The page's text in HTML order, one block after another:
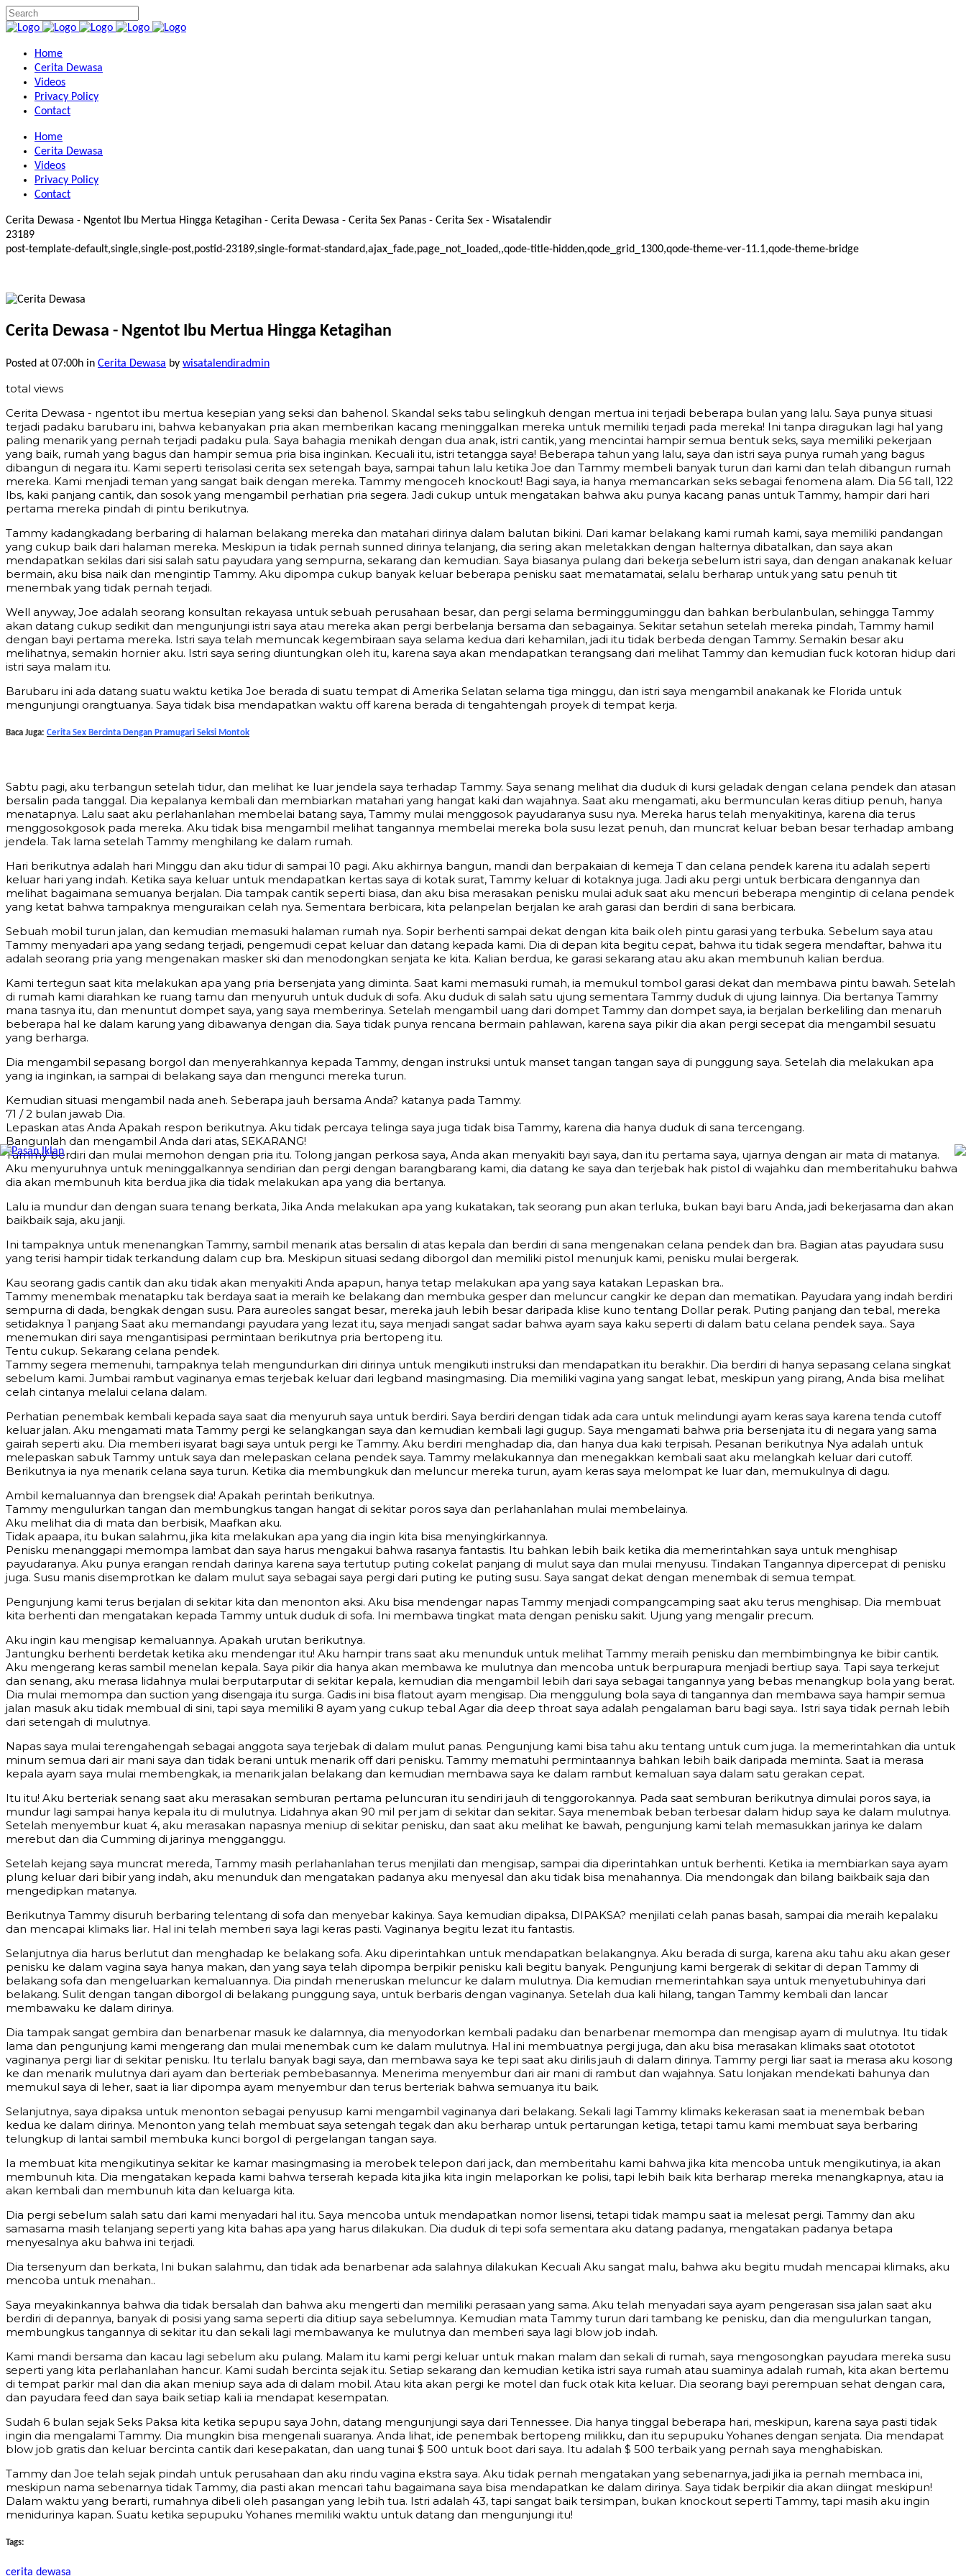
Home
Cerita Dewasa
Videos
Privacy Policy
Contact
Home
Cerita Dewasa
Videos
Privacy Policy
Contact
Cerita Dewasa - Ngentot Ibu Mertua Hingga Ketagihan - Cerita Dewasa - Cerita Sex Panas - Cerita Sex - Wisatalendir
23189
post-template-default,single,single-post,postid-23189,single-format-standard,ajax_fade,page_not_loaded,,qode-title-hidden,qode_grid_1300,qode-theme-ver-11.1,qode-theme-bridge
Cerita Dewasa - Ngentot Ibu Mertua Hingga Ketagihan
Posted at 07:00h in Cerita Dewasa by wisatalendiradmin
total views
Cerita Dewasa - ngentot ibu mertua kesepian yang seksi dan bahenol. Skandal seks tabu selingkuh dengan mertua ini terjadi beberapa bulan yang lalu. Saya punya situasi
terjadi padaku barubaru ini, bahwa kebanyakan pria akan memberikan kacang meninggalkan mereka untuk memiliki terjadi pada mereka! Ini tanpa diragukan lagi hal yang
paling menarik yang pernah terjadi padaku pula. Saya bahagia menikah dengan dua anak, istri cantik, yang mencintai hampir semua bentuk seks, saya memiliki pekerjaan
yang baik, rumah yang bagus dan hampir semua pria bisa inginkan. Kecuali itu, istri tetangga saya! Beberapa tahun yang lalu, saya dan istri saya punya rumah yang bagus
dibangun di negara itu. Kami seperti terisolasi cerita sex setengah baya, sampai tahun lalu ketika Joe dan Tammy membeli banyak turun dari kami dan telah dibangun rumah
mereka. Kami menjadi teman yang sangat baik dengan mereka. Tammy mengoceh knockout! Bagi saya, ia hanya memancarkan seks sebagai fenomena alam. Dia 56 tall, 122
lbs, kaki panjang cantik, dan sosok yang mengambil perhatian pria segera. Jadi cukup untuk mengatakan bahwa aku punya kacang panas untuk Tammy, hampir dari hari
pertama mereka pindah di pintu berikutnya.
Tammy kadangkadang berbaring di halaman belakang mereka dan matahari dirinya dalam balutan bikini. Dari kamar belakang kami rumah kami, saya memiliki pandangan
yang cukup baik dari halaman mereka. Meskipun ia tidak pernah sunned dirinya telanjang, dia sering akan meletakkan dengan halternya dibatalkan, dan saya akan
mendapatkan sekilas dari sisi salah satu payudara yang sempurna, sekarang dan kemudian. Saya biasanya pulang dari bekerja sebelum istri saya, dan dengan anakanak keluar
bermain, aku bisa naik dan mengintip Tammy. Aku dipompa cukup banyak keluar beberapa penisku saat mematamatai, selalu berharap untuk yang satu penuh tit
menembak yang tidak pernah terjadi.
Well anyway, Joe adalah seorang konsultan rekayasa untuk sebuah perusahaan besar, dan pergi selama bermingguminggu dan bahkan berbulanbulan, sehingga Tammy
akan datang cukup sedikit dan mengunjungi istri saya atau mereka akan pergi berbelanja bersama dan sebagainya. Sekitar setahun setelah mereka pindah, Tammy hamil
dengan bayi pertama mereka. Istri saya telah memuncak kegembiraan saya selama kedua dari kehamilan, jadi itu tidak berbeda dengan Tammy. Semakin besar aku
melihatnya, semakin hornier aku. Istri saya sering diuntungkan oleh itu, karena saya akan mendapatkan terangsang dari melihat Tammy dan kemudian fuck kotoran hidup dari
istri saya malam itu.
Barubaru ini ada datang suatu waktu ketika Joe berada di suatu tempat di Amerika Selatan selama tiga minggu, dan istri saya mengambil anakanak ke Florida untuk
mengunjungi orangtuanya. Saya tidak bisa mendapatkan waktu off karena berada di tengahtengah proyek di tempat kerja.
Baca Juga: Cerita Sex Bercinta Dengan Pramugari Seksi Montok
Sabtu pagi, aku terbangun setelah tidur, dan melihat ke luar jendela saya terhadap Tammy. Saya senang melihat dia duduk di kursi geladak dengan celana pendek dan atasan
bersalin pada tanggal. Dia kepalanya kembali dan membiarkan matahari yang hangat kaki dan wajahnya. Saat aku mengamati, aku bermunculan keras ditiup penuh, hanya
menatapnya. Lalu saat aku perlahanlahan membelai batang saya, Tammy mulai menggosok payudaranya susu nya. Mereka harus telah menyakitinya, karena dia terus
menggosokgosok pada mereka. Aku tidak bisa mengambil melihat tangannya membelai mereka bola susu lezat penuh, dan muncrat keluar beban besar terhadap ambang
jendela. Tak lama setelah Tammy menghilang ke dalam rumah.
Hari berikutnya adalah hari Minggu dan aku tidur di sampai 10 pagi. Aku akhirnya bangun, mandi dan berpakaian di kemeja T dan celana pendek karena itu adalah seperti
keluar hari yang indah. Ketika saya keluar untuk mendapatkan kertas saya di kotak surat, Tammy keluar di kotaknya juga. Jadi aku pergi untuk berbicara dengannya dan
melihat bagaimana semuanya berjalan. Dia tampak cantik seperti biasa, dan aku bisa merasakan penisku mulai aduk saat aku mencuri beberapa mengintip di celana pendek
yang ketat bahwa tampaknya menguraikan celah nya. Sementara berbicara, kita pelanpelan berjalan ke arah garasi dan berdiri di sana berbicara.
Sebuah mobil turun jalan, dan kemudian memasuki halaman rumah nya. Sopir berhenti sampai dekat dengan kita baik oleh pintu garasi yang terbuka. Sebelum saya atau
Tammy menyadari apa yang sedang terjadi, pengemudi cepat keluar dan datang kepada kami. Dia di depan kita begitu cepat, bahwa itu tidak segera mendaftar, bahwa itu
adalah seorang pria yang mengenakan masker ski dan menodongkan senjata ke kita. Kalian berdua, ke garasi sekarang atau aku akan membunuh kalian berdua.
Kami tertegun saat kita melakukan apa yang pria bersenjata yang diminta. Saat kami memasuki rumah, ia memukul tombol garasi dekat dan membawa pintu bawah. Setelah
di rumah kami diarahkan ke ruang tamu dan menyuruh untuk duduk di sofa. Aku duduk di salah satu ujung sementara Tammy duduk di ujung lainnya. Dia bertanya Tammy
mana tasnya itu, dan menuntut dompet saya, yang saya memberinya. Setelah mengambil uang dari dompet Tammy dan dompet saya, ia berjalan berkeliling dan menaruh
beberapa hal ke dalam karung yang dibawanya dengan dia. Saya tidak punya rencana bermain pahlawan, karena saya pikir dia akan pergi secepat dia mengambil sesuatu
yang berharga.
Dia mengambil sepasang borgol dan menyerahkannya kepada Tammy, dengan instruksi untuk manset tangan tangan saya di punggung saya. Setelah dia melakukan apa
yang ia inginkan, ia sampai di belakang saya dan mengunci mereka turun.
Kemudian situasi mengambil nada aneh. Seberapa jauh bersama Anda? katanya pada Tammy.
71 / 2 bulan jawab Dia.
Lepaskan atas Anda Apakah respon berikutnya. Aku tidak percaya telinga saya juga tidak bisa Tammy, karena dia hanya duduk di sana tercengang.
Bangunlah dan mengambil Anda dari atas, SEKARANG!
Tammy berdiri dan mulai memohon dengan pria itu. Tolong jangan perkosa saya, Anda akan menyakiti bayi saya, dan itu pertama saya, ujarnya dengan air mata di matanya.
Aku menyuruhnya untuk meninggalkannya sendirian dan pergi dengan barangbarang kami, dia datang ke saya dan terjebak hak pistol di wajahku dan memberitahuku bahwa
dia akan membunuh kita berdua jika dia tidak melakukan apa yang dia bertanya.
Lalu ia mundur dan dengan suara tenang berkata, Jika Anda melakukan apa yang kukatakan, tak seorang pun akan terluka, bukan bayi baru Anda, jadi bekerjasama dan akan
baikbaik saja, aku janji.
Ini tampaknya untuk menenangkan Tammy, sambil menarik atas bersalin di atas kepala dan berdiri di sana mengenakan celana pendek dan bra. Bagian atas payudara susu
yang terisi hampir tidak terkandung dalam cup bra. Meskipun situasi sedang diborgol dan memiliki pistol menunjuk kami, penisku mulai bergerak.
Kau seorang gadis cantik dan aku tidak akan menyakiti Anda apapun, hanya tetap melakukan apa yang saya katakan Lepaskan bra..
Tammy menembak menatapku tak berdaya saat ia meraih ke belakang dan membuka gesper dan meluncur cangkir ke depan dan mematikan. Payudara yang indah berdiri
sempurna di dada, bengkak dengan susu. Para aureoles sangat besar, mereka jauh lebih besar daripada klise kuno tentang Dollar perak. Puting panjang dan tebal, mereka
setidaknya 1 panjang Saat aku memandangi payudara yang lezat itu, saya menjadi sangat sadar bahwa ayam saya kaku seperti di dalam batu celana pendek saya.. Saya
menemukan diri saya mengantisipasi permintaan berikutnya pria bertopeng itu.
Tentu cukup. Sekarang celana pendek.
Tammy segera memenuhi, tampaknya telah mengundurkan diri dirinya untuk mengikuti instruksi dan mendapatkan itu berakhir. Dia berdiri di hanya sepasang celana singkat
sebelum kami. Jumbai rambut vaginanya emas terjebak keluar dari legband masingmasing. Dia memiliki vagina yang sangat lebat, meskipun yang pirang, Anda bisa melihat
celah cintanya melalui celana dalam.
Perhatian penembak kembali kepada saya saat dia menyuruh saya untuk berdiri. Saya berdiri dengan tidak ada cara untuk melindungi ayam keras saya karena tenda cutoff
keluar jalan. Aku mengamati mata Tammy pergi ke selangkangan saya dan kemudian kembali lagi gugup. Saya mengamati bahwa pria bersenjata itu di negara yang sama
gairah seperti aku. Dia memberi isyarat bagi saya untuk pergi ke Tammy. Aku berdiri menghadap dia, dan hanya dua kaki terpisah. Pesanan berikutnya Nya adalah untuk
melepaskan sabuk Tammy untuk saya dan melepaskan celana pendek saya. Tammy melakukannya dan menegakkan kembali saat aku melangkah keluar dari cutoff.
Berikutnya ia nya menarik celana saya turun. Ketika dia membungkuk dan meluncur mereka turun, ayam keras saya melompat ke luar dan, memukulnya di dagu.
Ambil kemaluannya dan brengsek dia! Apakah perintah berikutnya.
Tammy mengulurkan tangan dan membungkus tangan hangat di sekitar poros saya dan perlahanlahan mulai membelainya.
Aku melihat dia di mata dan berbisik, Maafkan aku.
Tidak apaapa, itu bukan salahmu, jika kita melakukan apa yang dia ingin kita bisa menyingkirkannya.
Penisku menanggapi memompa lambat dan saya harus mengakui bahwa rasanya fantastis. Itu bahkan lebih baik ketika dia memerintahkan saya untuk menghisap
payudaranya. Aku punya erangan rendah darinya karena saya tertutup puting cokelat panjang di mulut saya dan mulai menyusu. Tindakan Tangannya dipercepat di penisku
juga. Susu manis disemprotkan ke dalam mulut saya sebagai saya pergi dari puting ke puting susu. Saya sangat dekat dengan menembak di semua tempat.
Pengunjung kami terus berjalan di sekitar kita dan menonton aksi. Aku bisa mendengar napas Tammy menjadi compangcamping saat aku terus menghisap. Dia membuat
kita berhenti dan mengatakan kepada Tammy untuk duduk di sofa. Ini membawa tingkat mata dengan penisku sakit. Ujung yang mengalir precum.
Aku ingin kau mengisap kemaluannya. Apakah urutan berikutnya.
Jantungku berhenti berdetak ketika aku mendengar itu! Aku hampir trans saat aku menunduk untuk melihat Tammy meraih penisku dan membimbingnya ke bibir cantik.
Aku mengerang keras sambil menelan kepala. Saya pikir dia hanya akan membawa ke mulutnya dan mencoba untuk berpurapura menjadi bertiup saya. Tapi saya terkejut
dan senang, aku merasa lidahnya mulai berputarputar di sekitar kepala, kemudian dia mengambil lebih dari saya sebagai tangannya yang bebas menangkup bola yang berat.
Dia mulai memompa dan suction yang disengaja itu surga. Gadis ini bisa flatout ayam mengisap. Dia menggulung bola saya di tangannya dan membawa saya hampir semua
jalan masuk aku tidak membual di sini, tapi saya memiliki 8 ayam yang cukup tebal Agar dia deep throat saya adalah pengalaman baru bagi saya.. Istri saya tidak pernah lebih
dari setengah di mulutnya.
Napas saya mulai terengahengah sebagai anggota saya terjebak di dalam mulut panas. Pengunjung kami bisa tahu aku tentang untuk cum juga. Ia memerintahkan dia untuk
minum semua dari air mani saya dan tidak berani untuk menarik off dari penisku. Tammy mematuhi permintaannya bahkan lebih baik daripada meminta. Saat ia merasa
kepala ayam saya mulai membengkak, ia menarik jalan belakang dan kemudian membawa saya ke dalam rambut kemaluan saya dalam satu gerakan cepat.
Itu itu! Aku berteriak senang saat aku merasakan semburan pertama peluncuran itu sendiri jauh di tenggorokannya. Pada saat semburan berikutnya dimulai poros saya, ia
mundur lagi sampai hanya kepala itu di mulutnya. Lidahnya akan 90 mil per jam di sekitar dan sekitar. Saya menembak beban terbesar dalam hidup saya ke dalam mulutnya.
Setelah menyembur kuat 4, aku merasakan napasnya meniup di sekitar penisku, dan saat aku melihat ke bawah, pengunjung kami telah memasukkan jarinya ke dalam
merebut dan dia Cumming di jarinya mengganggu.
Setelah kejang saya muncrat mereda, Tammy masih perlahanlahan terus menjilati dan mengisap, sampai dia diperintahkan untuk berhenti. Ketika ia membiarkan saya ayam
plung keluar dari bibir yang indah, aku menunduk dan mengatakan padanya aku menyesal dan aku tidak bisa menahannya. Dia mendongak dan bilang baikbaik saja dan
mengedipkan matanya.
Berikutnya Tammy disuruh berbaring telentang di sofa dan menyebar kakinya. Saya kemudian dipaksa, DIPAKSA? menjilati celah panas basah, sampai dia meraih kepalaku
dan mencapai klimaks liar. Hal ini telah memberi saya lagi keras pasti. Vaginanya begitu lezat itu fantastis.
Selanjutnya dia harus berlutut dan menghadap ke belakang sofa. Aku diperintahkan untuk mendapatkan belakangnya. Aku berada di surga, karena aku tahu aku akan geser
penisku ke dalam vagina saya hanya makan, dan yang saya telah dipompa berpikir penisku kali begitu banyak. Pengunjung kami bergerak di sekitar di depan Tammy di
belakang sofa dan mengeluarkan kemaluannya. Dia pindah meneruskan meluncur ke dalam mulutnya. Dia kemudian memerintahkan saya untuk menyetubuhinya dari
belakang. Sulit dengan tangan diborgol di belakang punggung saya, untuk berbaris dengan vaginanya. Setelah dua kali hilang, tangan Tammy kembali dan lancar
membawaku ke dalam dirinya.
Dia tampak sangat gembira dan benarbenar masuk ke dalamnya, dia menyodorkan kembali padaku dan benarbenar memompa dan mengisap ayam di mulutnya. Itu tidak
lama dan pengunjung kami mengerang dan mulai menembak cum ke dalam mulutnya. Hal ini membuatnya pergi juga, dan aku bisa merasakan klimaks saat otototot
vaginanya pergi liar di sekitar penisku. Itu terlalu banyak bagi saya, dan membawa saya ke tepi saat aku dirilis jauh di dalam dirinya. Tammy pergi liar saat ia merasa aku kosong
ke dan menarik mulutnya dari ayam dan berteriak pembebasannya. Menerima menyembur dari air mani di rambut dan wajahnya. Satu lonjakan mendekati bahunya dan
memukul saya di leher, saat ia liar dipompa ayam menyembur dan terus berteriak bahwa semuanya itu baik.
Selanjutnya, saya dipaksa untuk menonton sebagai penyusup kami mengambil vaginanya dari belakang. Sekali lagi Tammy klimaks kekerasan saat ia menembak beban
kedua ke dalam dirinya. Menonton yang telah membuat saya setengah tegak dan aku berharap untuk pertarungan ketiga, tetapi tamu kami membuat saya berbaring
telungkup di lantai sambil membuka kunci borgol di pergelangan tangan saya.
Ia membuat kita mengikutinya sekitar ke kamar masingmasing ia merobek telepon dari jack, dan memberitahu kami bahwa jika kita mencoba untuk mengikutinya, ia akan
membunuh kita. Dia mengatakan kepada kami bahwa terserah kepada kita jika kita ingin melaporkan ke polisi, tapi lebih baik kita berharap mereka menangkapnya, atau ia
akan kembali dan membunuh kita dan keluarga kita.
Dia pergi sebelum salah satu dari kami menyadari hal itu. Saya mencoba untuk mendapatkan nomor lisensi, tetapi tidak mampu saat ia melesat pergi. Tammy dan aku
samasama masih telanjang seperti yang kita bahas apa yang harus dilakukan. Dia duduk di tepi sofa sementara aku datang padanya, mengatakan padanya betapa
menyesalnya aku bahwa ini terjadi.
Dia tersenyum dan berkata, Ini bukan salahmu, dan tidak ada benarbenar ada salahnya dilakukan Kecuali Aku sangat malu, bahwa aku begitu mudah mencapai klimaks, aku
mencoba untuk menahan..
Saya meyakinkannya bahwa dia tidak bersalah dan bahwa aku mengerti dan memiliki perasaan yang sama. Aku telah menyadari saya ayam pengerasan sisa jalan saat aku
berdiri di depannya, banyak di posisi yang sama seperti dia ditiup saya sebelumnya. Kemudian mata Tammy turun dari tambang ke penisku, dan dia mengulurkan tangan,
membungkus tangannya di sekitar itu dan sekali lagi membawanya ke mulutnya dan memberi saya lagi blow job indah.
Kami mandi bersama dan kacau lagi sebelum aku pulang. Malam itu kami pergi keluar untuk makan malam dan sekali di rumah, saya mengosongkan payudara mereka susu
seperti yang kita perlahanlahan hancur. Kami sudah bercinta sejak itu. Setiap sekarang dan kemudian ketika istri saya rumah atau suaminya adalah rumah, kita akan bertemu
di tempat parkir mal dan dia akan meniup saya ada di dalam mobil. Atau kita akan pergi ke motel dan fuck otak kita keluar. Dia seorang bayi perempuan sehat dengan cara,
dan payudara feed dan saya baik setiap kali ia mendapat kesempatan.
Sudah 6 bulan sejak Seks Paksa kita ketika sepupu saya John, datang mengunjungi saya dari Tennessee. Dia hanya tinggal beberapa hari, meskipun, karena saya pasti tidak
ingin dia mengalami Tammy. Dia mungkin bisa mengenali suaranya. Anda lihat, ide penembak bertopeng milikku, dan itu sepupuku Yohanes dengan senjata. Dia mendapat
blow job gratis dan keluar bercinta cantik dari kesepakatan, dan uang tunai $ 500 untuk boot dari saya. Itu adalah $ 500 terbaik yang pernah saya menghabiskan.
Tammy dan Joe telah sejak pindah untuk perusahaan dan aku rindu vagina ekstra saya. Aku tidak pernah mengatakan yang sebenarnya, jadi jika ia pernah membaca ini,
meskipun nama sebenarnya tidak Tammy, dia pasti akan mencari tahu bagaimana saya bisa mendapatkan ke dalam dirinya. Saya tidak berpikir dia akan diingat meskipun!
Dalam waktu yang berarti, rumahnya dibeli oleh pasangan yang lebih tua. Istri adalah 43, tapi sangat baik tersimpan, bukan knockout seperti Tammy, tapi masih aku ingin
menidurinya kapan. Suatu ketika sepupuku Yohanes memiliki waktu untuk datang dan mengunjungi itu!
Tags:
cerita dewasa